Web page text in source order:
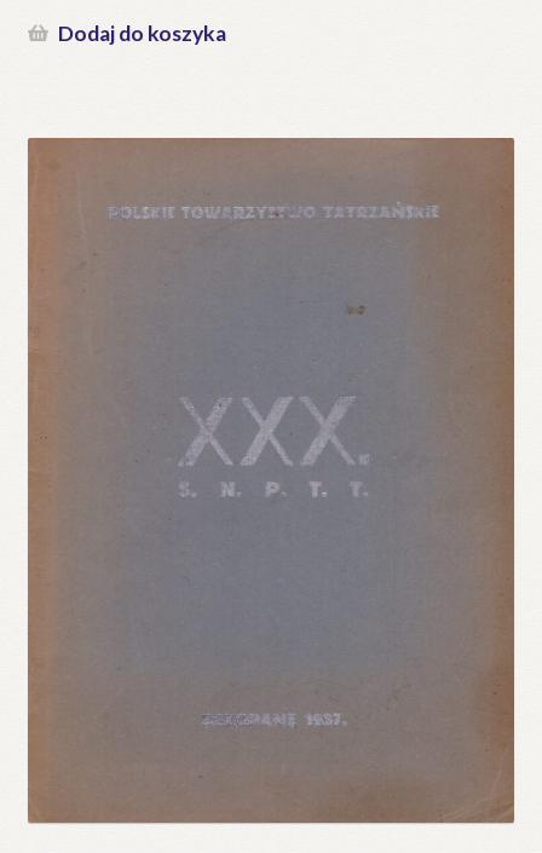
Dodaj do koszyka